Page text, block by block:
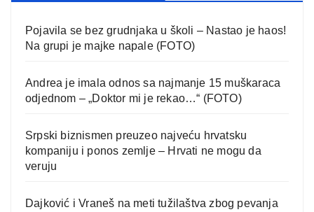
Pojavila se bez grudnjaka u školi – Nastao je haos!
Na grupi je majke napale (FOTO)
Andrea je imala odnos sa najmanje 15 muškaraca
odjednom – „Doktor mi je rekao…“ (FOTO)
Srpski biznismen preuzeo najveću hrvatsku
kompaniju i ponos zemlje – Hrvati ne mogu da
veruju
Dajković i Vraneš na meti tužilaštva zbog pevanja